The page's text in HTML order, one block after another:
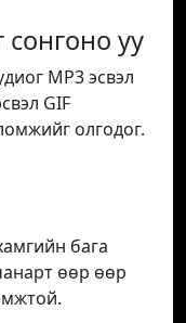
уу
MP3 эсвэл
GIF
олгодог.
бага
өөр өөр